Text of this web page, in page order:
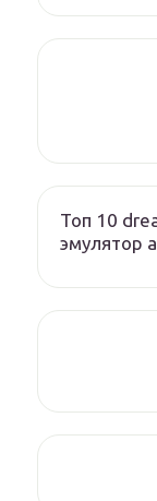
Топ 10
эмулятор